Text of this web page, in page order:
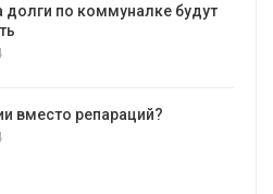
долги по коммуналке будут
вместо репараций?